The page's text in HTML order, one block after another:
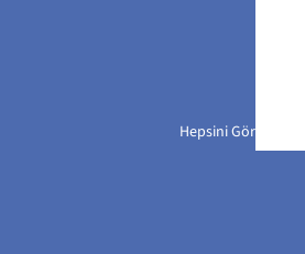
Hepsini Gör